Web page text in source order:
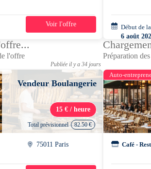
1 jour
Voir l'offre
Début de
6 août
15h00 -
l'offre
Publiée il y a 34 jours
Vendeur Boulangerie
15 € / heure
Total prévisionnel 82.50 €
75011 Paris
Préparation
Auto-
Café -